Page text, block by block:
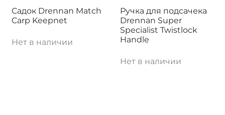
Садок Drennan Match
Carp Keepnet
Нет в наличии
Ручка для подсачека
Drennan Super
Specialist Twistlock
Handle
Нет в наличии